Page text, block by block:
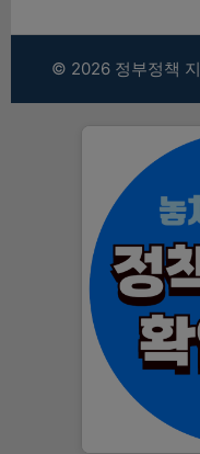
© 2026 정부정책